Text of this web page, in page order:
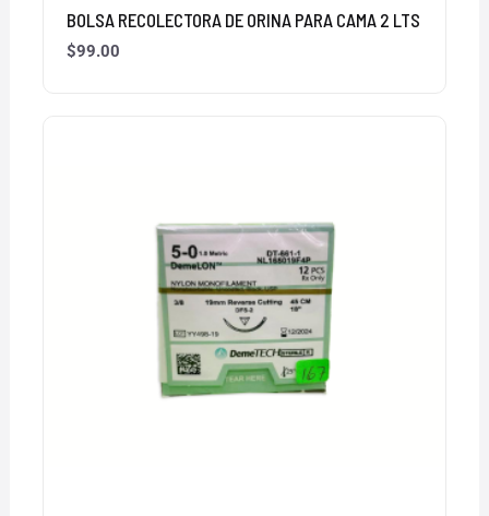
BOLSA RECOLECTORA DE ORINA PARA CAMA 2 LTS
$99.00